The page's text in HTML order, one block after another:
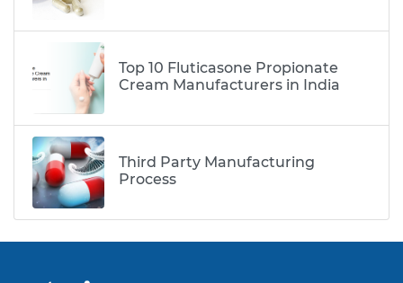
Top 10 Fluticasone Propionate
Cream Manufacturers in India
Third Party Manufacturing
Process